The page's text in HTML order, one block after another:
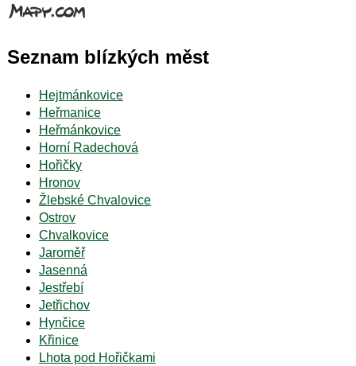
Seznam blízkých měst
Hejtmánkovice
Heřmanice
Heřmánkovice
Horní Radechová
Hořičky
Hronov
Žlebské Chvalovice
Ostrov
Chvalkovice
Jaroměř
Jasenná
Jestřebí
Jetřichov
Hynčice
Křinice
Lhota pod Hořičkami